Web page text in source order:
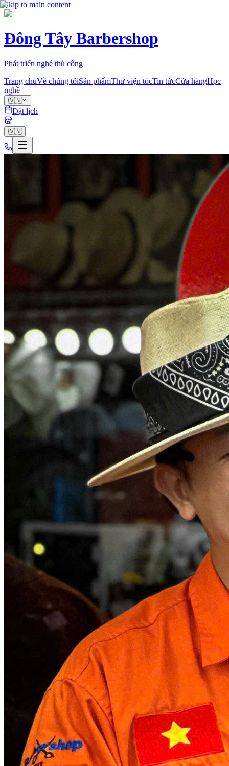
Skip to main content
Đông Tây Barbershop
Phát triển nghề thủ công
Trang chủVề chúng tôiSản phẩmThư viện tócTin tứcCửa hàngHọc
nghề
🇻🇳
Đặt lịch
🇻🇳